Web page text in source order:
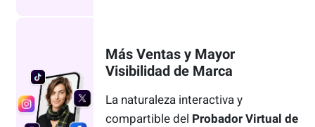
Más Ventas y Mayor
Visibilidad de Marca
La naturaleza interactiva y
compartible del Probador Virtual de